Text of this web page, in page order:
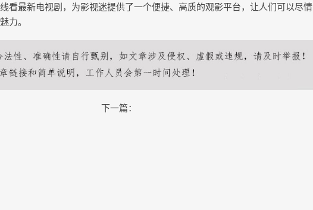
看最新电视剧，为影视迷提供了一个便捷、高质的观影平台，让人们可以尽情
力。
下一篇：